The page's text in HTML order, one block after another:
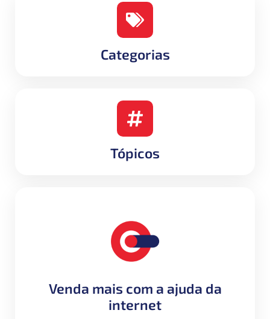
Categorias
Tópicos
Venda mais com a ajuda da
internet